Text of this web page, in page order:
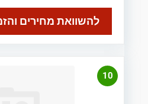
להשוואת מחירים
10